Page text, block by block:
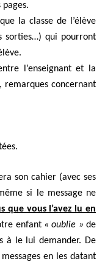
la classe de l’élève
sorties…) qui pourront
l’enseignant et la
remarques concernant
son cahier (avec ses
si le message ne
que vous l’avez lu en
enfant « oublie » de
à le lui demander. De
en les datant